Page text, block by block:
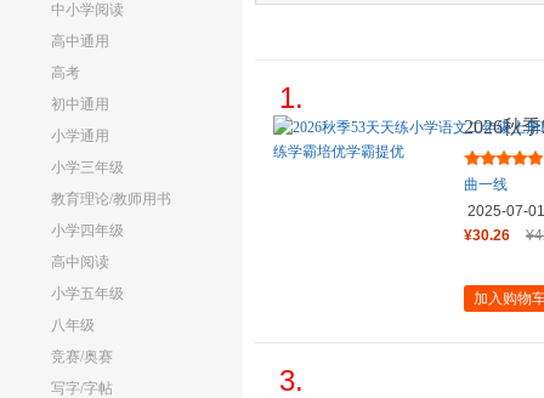
中小学阅读
高中通用
高考
初中通用
小学通用
小学三年级
教育理论/教师用书
小学四年级
高中阅读
小学五年级
八年级
竞赛/奥赛
写字/字帖
1.
2026秋
人教版
曲一线
2025-07-01
¥30.26
加入购物
3.